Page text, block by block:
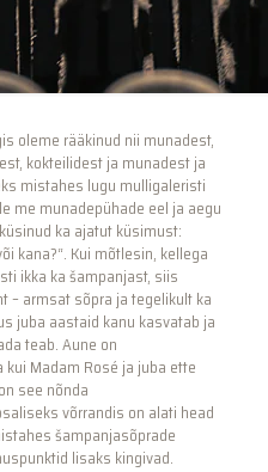
oleme rääkinud nii munadest,
kokteilidest ja munadest ja
mistahes lugu mulligaleristi
me munadepühade eel ja aegu
ka ajatut küsimust:
kana?“. Kui mõtlesin, kellega
ikka ka šampanjast, siis
– armsat sõpra ja tegelikult ka
juba aastaid kanu kasvatab ja
teab. Aune on
Madam Rosé ja juba ette
see nõnda
võrrandis on alati head
šampanjasõprade
lisaks kingivad.